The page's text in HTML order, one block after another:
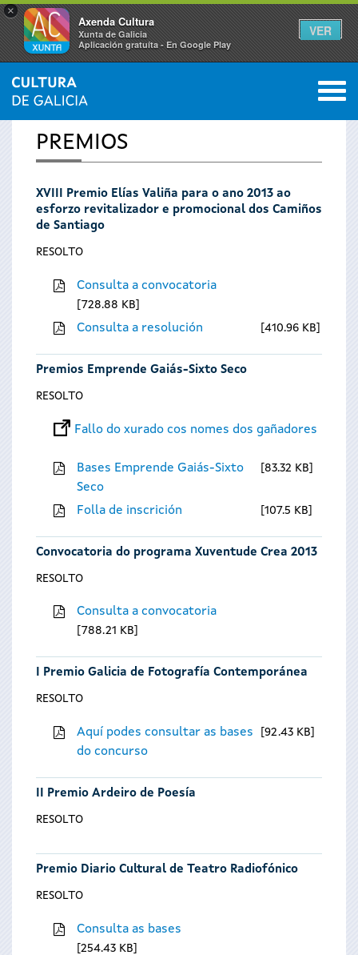
×
Axenda Cultura
Xunta de Galicia
Aplicación gratuíta - En Google Play
VER
Vostede
está
aquí
INICIO 0
PREMIOS
XVIII Premio Elías Valiña para o ano 2013 ao
esforzo revitalizador e promocional dos Camiños
de Santiago
RESOLTO
Consulta a convocatoria
728.88 KB
Consulta a resolución 410.96 KB
Premios Emprende Gaiás-Sixto Seco
RESOLTO
Fallo do xurado cos nomes dos gañadores
Bases Emprende Gaiás-Sixto
Seco
83.32 KB
Folla de inscrición 107.5 KB
Convocatoria do programa Xuventude Crea 2013
RESOLTO
Consulta a convocatoria
788.21 KB
I Premio Galicia de Fotografía Contemporánea
RESOLTO
Aquí podes consultar as bases
do concurso
92.43 KB
II Premio Ardeiro de Poesía
RESOLTO
Premio Diario Cultural de Teatro Radiofónico
RESOLTO
Consulta as bases
254.43 KB